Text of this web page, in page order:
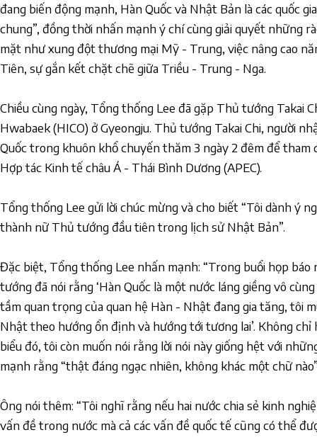
đang biến động mạnh, Hàn Quốc và Nhật Bản là các quốc
chung”, đồng thời nhấn mạnh ý chí cùng giải quyết những
mặt như xung đột thương mại Mỹ - Trung, việc nâng cao
Tiên, sự gắn kết chặt chẽ giữa Triều - Trung - Nga.
Chiều cùng ngày, Tổng thống Lee đã gặp Thủ tướng Takai
Hwabaek (HICO) ở Gyeongju. Thủ tướng Takai Chi, người
Quốc trong khuôn khổ chuyến thăm 3 ngày 2 đêm để tham
Hợp tác Kinh tế châu Á - Thái Bình Dương (APEC).
Tổng thống Lee gửi lời chúc mừng và cho biết “Tôi dành ý
thành nữ Thủ tướng đầu tiên trong lịch sử Nhật Bản”.
Đặc biệt, Tổng thống Lee nhấn mạnh: “Trong buổi họp
tướng đã nói rằng ‘Hàn Quốc là một nước láng giềng vô
tầm quan trọng của quan hệ Hàn - Nhật đang gia tăng, tôi
Nhật theo hướng ổn định và hướng tới tương lai’. Không
biểu đó, tôi còn muốn nói rằng lời nói này giống hệt với
mạnh rằng “thật đáng ngạc nhiên, không khác một chữ
Ông nói thêm: “Tôi nghĩ rằng nếu hai nước chia sẻ kinh
vấn đề trong nước mà cả các vấn đề quốc tế cũng có thể